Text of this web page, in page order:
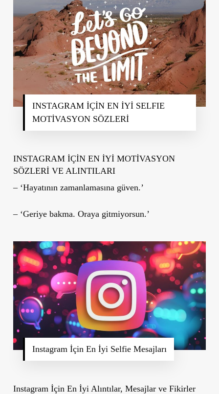
INSTAGRAM İÇİN EN İYİ SELFIE
MOTİVASYON SÖZLERİ
INSTAGRAM İÇİN EN İYİ MOTİVASYON
SÖZLERİ VE ALINTILARI
– ‘Hayatının zamanlamasına güven.’
– ‘Geriye bakma. Oraya gitmiyorsun.’
Instagram İçin En İyi Selfie Mesajları
Instagram İçin En İyi Alıntılar, Mesajlar ve Fikirler